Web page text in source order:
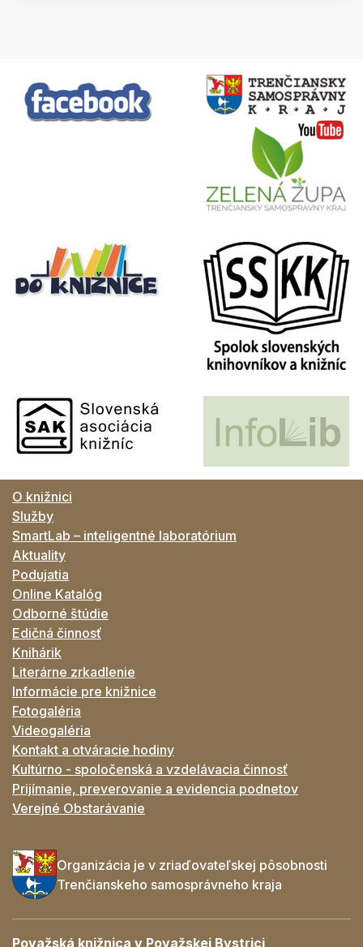
O knižnici
Služby
SmartLab – inteligentné laboratórium
Aktuality
Podujatia
Online Katalóg
Odborné štúdie
Edičná činnosť
Knihárik
Literárne zrkadlenie
Informácie pre knižnice
Fotogaléria
Videogaléria
Kontakt a otváracie hodiny
Kultúrno - spoločenská a vzdelávacia činnosť
Prijímanie, preverovanie a evidencia podnetov
Verejné Obstarávanie
Organizácia je v zriaďovateľskej pôsobnosti
Trenčianskeho samosprávneho kraja
Považská knižnica v Považskej Bystrici